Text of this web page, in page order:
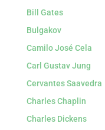
Bill Gates
Bulgakov
Camilo José Cela
Carl Gustav Jung
Cervantes Saavedra
Charles Chaplin
Charles Dickens